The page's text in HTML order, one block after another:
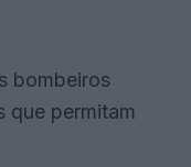
bombeiros
que permitam